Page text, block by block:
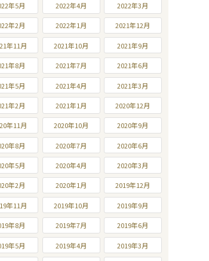
年5月 2022年4月 2022年3月
年2月 2022年1月 2021年12月
年11月 2021年10月 2021年9月
年8月 2021年7月 2021年6月
年5月 2021年4月 2021年3月
年2月 2021年1月 2020年12月
年11月 2020年10月 2020年9月
年8月 2020年7月 2020年6月
年5月 2020年4月 2020年3月
年2月 2020年1月 2019年12月
年11月 2019年10月 2019年9月
年8月 2019年7月 2019年6月
年5月 2019年4月 2019年3月